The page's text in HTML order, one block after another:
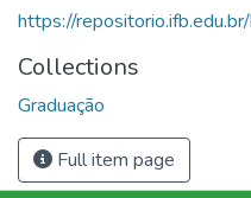
https://
Collections
Graduação
Full item page